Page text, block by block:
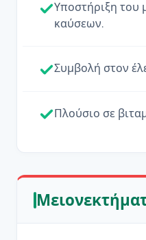
Υποστήριξη του
καύσεων.
Συμβολή στον
Πλούσιο σε